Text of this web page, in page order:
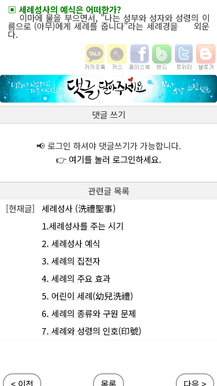
▣ 세례성사의 예식은 어떠한가?
이마에 물을 부으면서, "나는 성부와 성자와 성령의 이
름으로 (아무)에게 세례를 줍니다"라는 세례경을 외운
다.
댓글 쓰기
📢 로그인 하셔야 댓글쓰기가 가능합니다.
👉 여기를 눌러 로그인하세요.
관련글 목록
[현재글]
세례성사 (洗禮聖事)
1.세례성사를 주는 시기
2. 세례성사 예식
3. 세례의 집전자
4. 세례의 주요 효과
5. 어린이 세례(幼兒洗禮)
6. 세례의 종류와 구원 문제
7. 세례와 성령의 인호(印號)